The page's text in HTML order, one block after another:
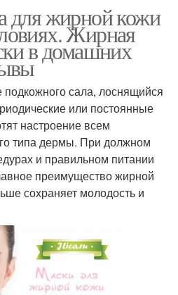
для жирной кожи
Жирная
в домашних
сала, лоснящийся
или постоянные
настроение всем
типа дермы. При должном
и правильном питании
преимущество жирной
сохраняет молодость и